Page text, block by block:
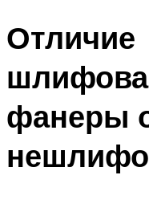
Отличие
фанеры